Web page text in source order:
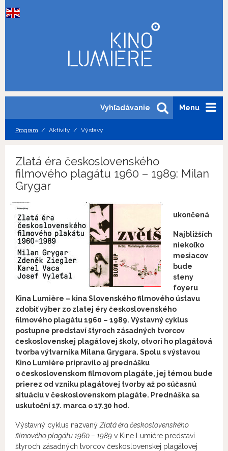
Menu
Vyhľadávanie
Program Aktivity Výstavy
Zlatá éra československého
filmového plagátu 1960 – 1989: Milan
Grygar
ukončená
Najbližších
niekoľko
mesiacov
bude
steny
foyeru
Kina Lumière – kina Slovenského filmového ústavu
zdobiť výber zo zlatej éry československého
filmového plagátu 1960 – 1989. Výstavný cyklus
postupne predstaví štyroch zásadných tvorcov
československej plagátovej školy, otvorí ho plagátová
tvorba výtvarníka Milana Grygara. Spolu s výstavou
Kino Lumière pripravilo aj prednášku
o československom filmovom plagáte, jej témou bude
prierez od vzniku plagátovej tvorby až po súčasnú
situáciu v československom plagáte. Prednáška sa
uskutoční 17. marca o 17.30 hod.
Výstavný cyklus nazvaný Zlatá éra československého
filmového plagátu 1960 – 1989 v Kine Lumière predstaví
štyroch zásadných tvorcov československej plagátovej